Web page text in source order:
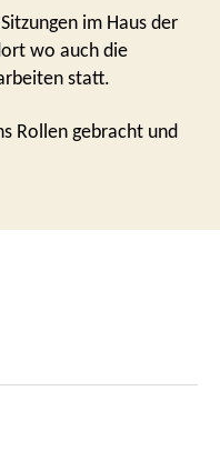
im Haus der
wo auch die
statt.
Rollen gebracht und